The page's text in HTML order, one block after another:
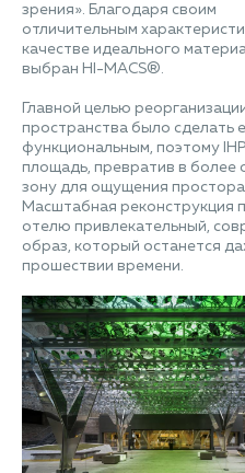
зрения». Благодаря своим
отличительным
качестве идеального
выбран HI-MACS®.
Главной целью
пространства было сделать
функциональным, поэтому
площадь, превратив в более
зону для ощущения простора.
Масштабная реконструкция
отелю привлекательный,
образ, который останется
прошествии времени.